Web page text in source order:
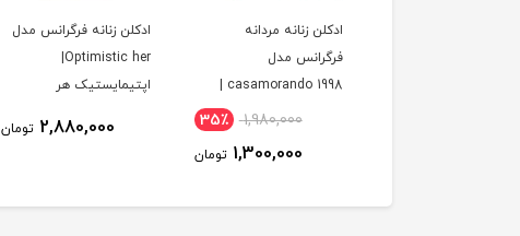
ادکلن زنانه مردانه
فرگرانس مدل
1,980,000 35٪
1,300,000 تومان
ادکلن زنانه فرگرانس مدل
اپتیمایستیک هر
2,880,000 تومان